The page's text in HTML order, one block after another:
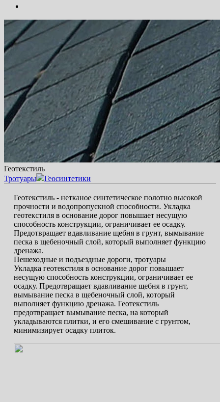
Геотекстиль
Тротуары
Геосинтетики
Геотекстиль - нетканое синтетическое полотно высокой
прочности и водопропускной способности. Укладка
геотекстиля в основание дорог повышает несущую
способность конструкции, ограничивает ее осадку.
Предотвращает вдавливание щебня в грунт, вымывание
песка в щебеночный слой, который выполняет функцию
дренажа.
Пешеходные и подъездные дороги, тротуары
Укладка геотекстиля в основание дорог повышает
несущую способность конструкции, ограничивает ее
осадку. Предотвращает вдавливание щебня в грунт,
вымывание песка в щебеночный слой, который
выполняет функцию дренажа. Геотекстиль
предотвращает вымывание песка, на который
укладываются плитки, и его смешивание с грунтом,
минимизирует осадку плиток.